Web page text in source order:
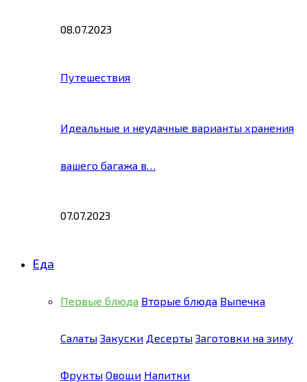
08.07.2023
Путешествия
Идеальные и неудачные варианты хранения
вашего багажа в…
07.07.2023
Еда
Первые блюда Вторые блюда Выпечка
Салаты Закуски Десерты Заготовки на зиму
Фрукты Овощи Напитки